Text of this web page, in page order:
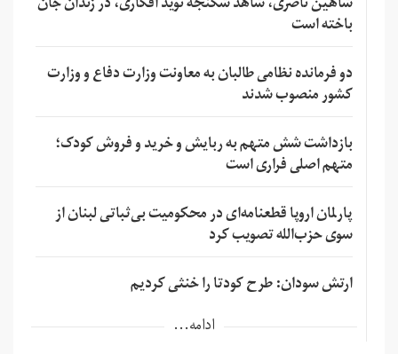
باخته است
دو فرمانده نظامی طالبان به معاونت وزارت دفاع و وزارت
کشور منصوب شدند
بازداشت شش متهم به ربایش و خرید و فروش کودک؛
متهم اصلی فراری است
پارلمان اروپا قطعنامه‌ای در محکومیت بی‌ثباتی لبنان از
سوی حزب‌الله تصویب کرد
ارتش سودان: طرح کودتا را خنثی کردیم
ادامه...